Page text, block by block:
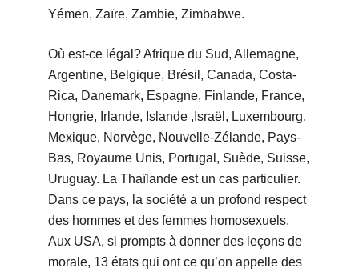
Yémen, Zaïre, Zambie, Zimbabwe.
Où est-ce légal? Afrique du Sud, Allemagne,
Argentine, Belgique, Brésil, Canada, Costa-
Rica, Danemark, Espagne, Finlande, France,
Hongrie, Irlande, Islande ,Israël, Luxembourg,
Mexique, Norvège, Nouvelle-Zélande, Pays-
Bas, Royaume Unis, Portugal, Suède, Suisse,
Uruguay. La Thaïlande est un cas particulier.
Dans ce pays, la société a un profond respect
des hommes et des femmes homosexuels.
Aux USA, si prompts à donner des leçons de
morale, 13 états qui ont ce qu’on appelle des